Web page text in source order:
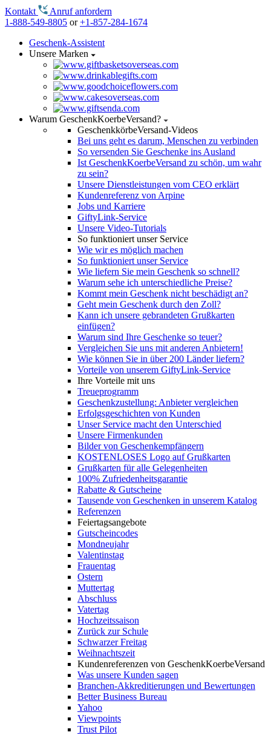
Kontakt
Anruf anfordern
1-888-549-8805 or+1-857-284-1674
Geschenk-Assistent
Unsere Marken
Warum GeschenkKoerbeVersand?
GeschenkkörbeVersand-Videos
Bei uns geht es darum, Menschen zu verbinden
So versenden Sie Geschenke ins Ausland
Ist GeschenkKoerbeVersand zu schön, um wahr
zu sein?
Unsere Dienstleistungen vom CEO erklärt
Kundenreferenz von Arpine
Jobs und Karriere
GiftyLink-Service
Unsere Video-Tutorials
So funktioniert unser Service
Wie wir es möglich machen
So funktioniert unser Service
Wie liefern Sie mein Geschenk so schnell?
Warum sehe ich unterschiedliche Preise?
Kommt mein Geschenk nicht beschädigt an?
Geht mein Geschenk durch den Zoll?
Kann ich unsere gebrandeten Grußkarten
einfügen?
Warum sind Ihre Geschenke so teuer?
Vergleichen Sie uns mit anderen Anbietern!
Wie können Sie in über 200 Länder liefern?
Vorteile von unserem GiftyLink-Service
Ihre Vorteile mit uns
Treueprogramm
Geschenkzustellung: Anbieter vergleichen
Erfolgsgeschichten von Kunden
Unser Service macht den Unterschied
Unsere Firmenkunden
Bilder von Geschenkempfängern
KOSTENLOSES Logo auf Grußkarten
Grußkarten für alle Gelegenheiten
100% Zufriedenheitsgarantie
Rabatte & Gutscheine
Tausende von Geschenken in unserem Katalog
Referenzen
Feiertagsangebote
Gutscheincodes
Mondneujahr
Valentinstag
Frauentag
Ostern
Muttertag
Abschluss
Vatertag
Hochzeitssaison
Zurück zur Schule
Schwarzer Freitag
Weihnachtszeit
Kundenreferenzen von GeschenkKoerbeVersand
Was unsere Kunden sagen
Branchen-Akkreditierungen und Bewertungen
Better Business Bureau
Yahoo
Viewpoints
Trust Pilot